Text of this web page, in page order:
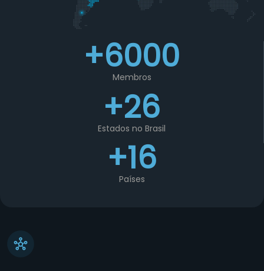
+6000
Membros
+26
Estados no Brasil
+16
Países